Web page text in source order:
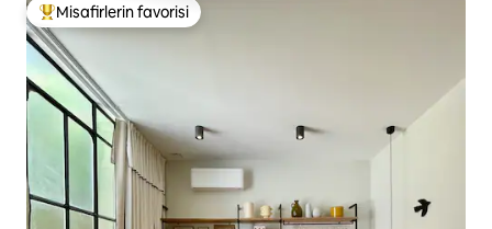
Misafirlerin favorilerinden en beğenilenler arasında
Misafirlerin favorisi